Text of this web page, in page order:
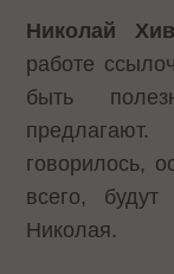
Николай
работе
быть
говорилось,
всего,
Николая.